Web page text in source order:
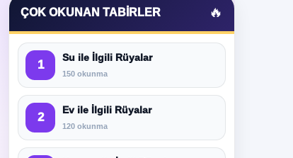
ÇOK OKUNAN TABIRLER 🔥
1
Su ile İlgili Rüyalar
150 okunma
2
Ev ile İlgili Rüyalar
120 okunma